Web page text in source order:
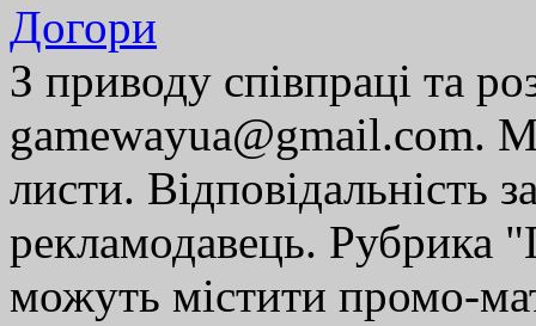
Догори
З приводу співпраці та
gamewayua@gmail.com.
листи. Відповідальність
рекламодавець. Рубрика
можуть містити промо-